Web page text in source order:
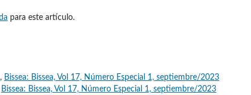
para este artículo.
, Bissea: Bissea, Vol 17, Número Especial 1, septiembre/2023
Bissea: Bissea, Vol 17, Número Especial 1, septiembre/2023